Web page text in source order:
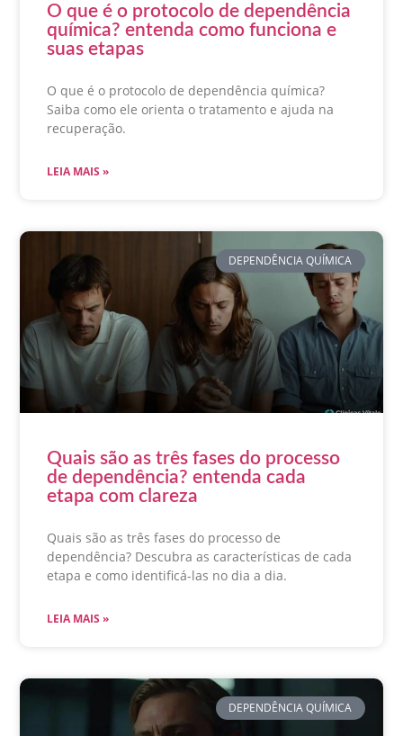
O que é o protocolo de dependência
química? entenda como funciona e
suas etapas
O que é o protocolo de dependência química?
Saiba como ele orienta o tratamento e ajuda na
recuperação.
LEIA MAIS »
DEPENDÊNCIA QUÍMICA
Quais são as três fases do processo
de dependência? entenda cada
etapa com clareza
Quais são as três fases do processo de
dependência? Descubra as características de cada
etapa e como identificá-las no dia a dia.
LEIA MAIS »
DEPENDÊNCIA QUÍMICA